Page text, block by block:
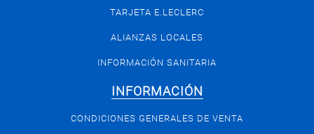
TARJETA E.LECLERC
ALIANZAS LOCALES
INFORMACIÓN SANITARIA
INFORMACIÓN
CONDICIONES GENERALES DE VENTA